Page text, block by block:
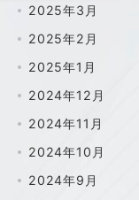
2025年3月
2025年2月
2025年1月
2024年12月
2024年11月
2024年10月
2024年9月